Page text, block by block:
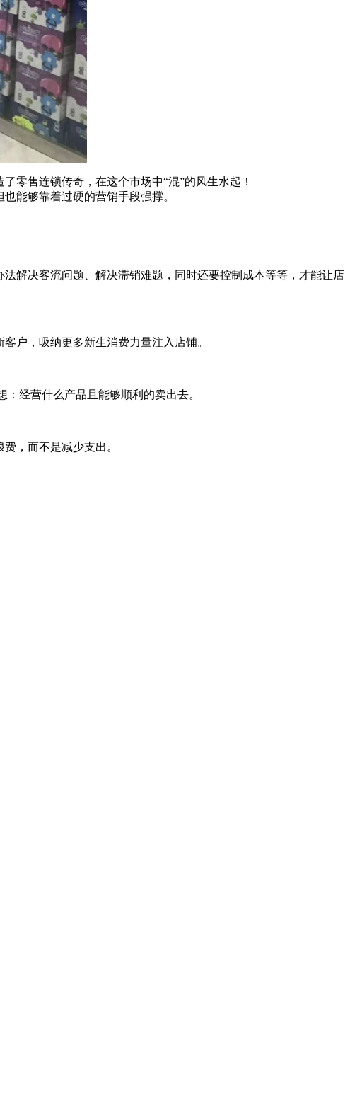
零售连锁传奇，在这个市场中“混”的风生水起！
能够靠着过硬的营销手段强撑。
解决客流问题、解决滞销难题，同时还要控制成本等等，才能让店
户，吸纳更多新生消费力量注入店铺。
经营什么产品且能够顺利的卖出去。
，而不是减少支出。